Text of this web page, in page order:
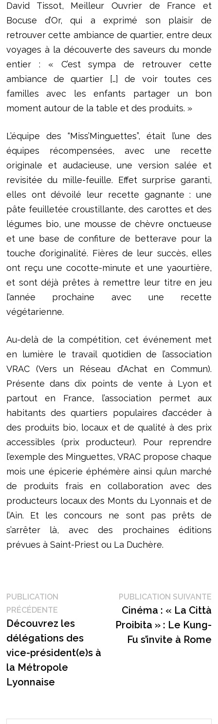
David Tissot, Meilleur Ouvrier de France et
Bocuse d’Or, qui a exprimé son plaisir de
retrouver cette ambiance de quartier, entre deux
voyages à la découverte des saveurs du monde
entier : « C’est sympa de retrouver cette
ambiance de quartier […] de voir toutes ces
familles avec les enfants partager un bon
moment autour de la table et des produits. »
L’équipe des “Miss’Minguettes”, était l’une des
équipes récompensées, avec une recette
originale et audacieuse, une version salée et
revisitée du mille-feuille. Effet surprise garanti,
elles ont dévoilé leur recette gagnante : une
pâte feuilletée croustillante, des carottes et des
légumes bio, une mousse de chèvre onctueuse
et une base de confiture de betterave pour la
touche d’originalité. Fières de leur succès, elles
ont reçu une cocotte-minute et une yaourtière,
et sont déjà prêtes à remettre leur titre en jeu
l’année prochaine avec une recette
végétarienne.
Au-delà de la compétition, cet événement met
en lumière le travail quotidien de l’association
VRAC (Vers un Réseau d’Achat en Commun).
Présente dans dix points de vente à Lyon et
partout en France, l’association permet aux
habitants des quartiers populaires d’accéder à
des produits bio, locaux et de qualité à des prix
accessibles (prix producteur). Pour reprendre
l’exemple des Minguettes, VRAC propose chaque
mois une épicerie éphémère ainsi qu’un marché
de produits frais en collaboration avec des
producteurs locaux des Monts du Lyonnais et de
l’Ain. Et les concours ne sont pas prêts de
s’arrêter là, avec des prochaines éditions
prévues à Saint-Priest ou La Duchère.
Navigation
de
l’article
PUBLICATION
PRÉCÉDENTEPublication
précédente :
Découvrez les
délégations des
vice-président(e)s à
la Métropole
Lyonnaise
PUBLICATION SUIVANTE
Cinéma : « La Città
Proibita » : Le Kung-
Fu s’invite à Rome